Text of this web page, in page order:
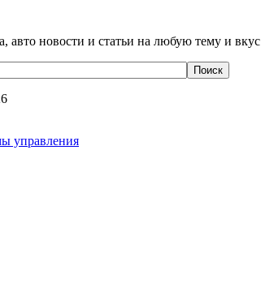
авто новости и статьи на любую тему и вкус
управления